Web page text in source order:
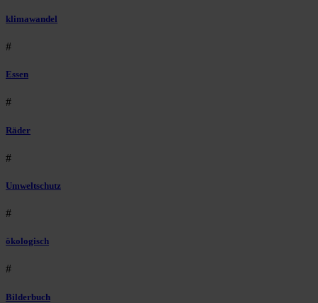
klimawandel
#
Essen
#
Räder
#
Umweltschutz
#
ökologisch
#
Bilderbuch